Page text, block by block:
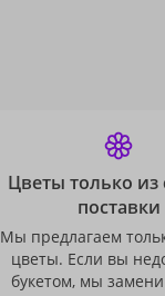
Цветы только из
поставки
Мы предлагаем
цветы. Если вы
букетом, мы